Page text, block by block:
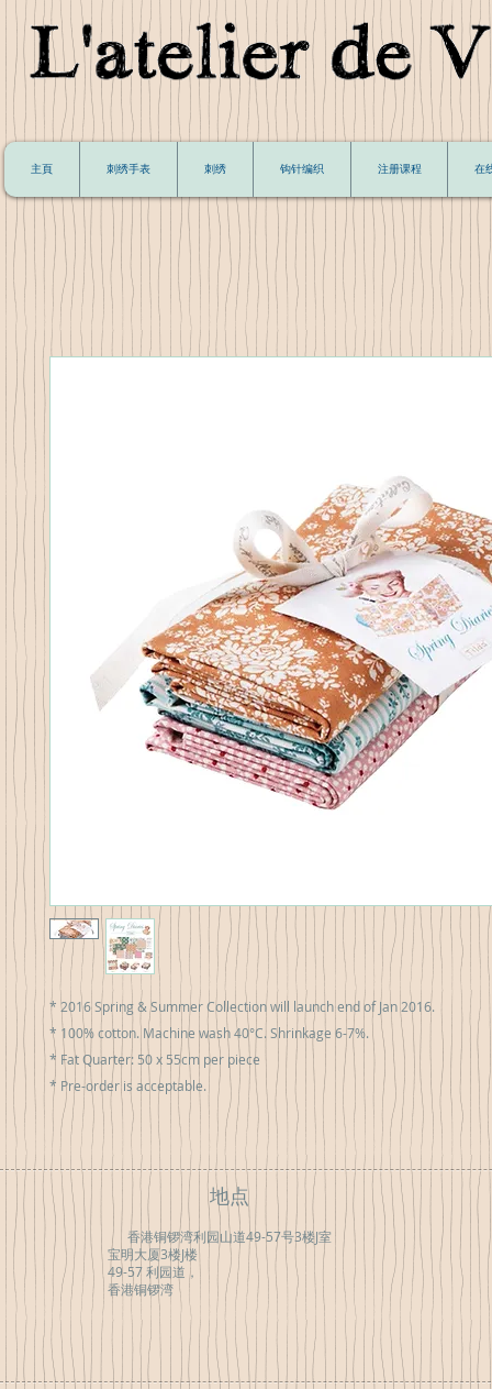
主頁 刺绣手表 刺绣 钩针编织 注册课程 在
* 2016 Spring & Summer Collection will launch end of Jan 2016.
* 100% cotton. Machine wash 40°C. Shrinkage 6-7%.
* Fat Quarter: 50 x 55cm per piece
* Pre-order is acceptable.
地点
香港铜锣湾利园山道49-57号3楼J室
宝明大厦3楼J楼
49-57 利园道，
香港铜锣湾